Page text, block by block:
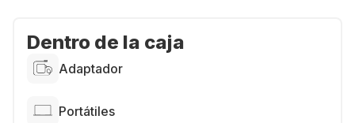
Dentro de la caja
Adaptador
Portátiles